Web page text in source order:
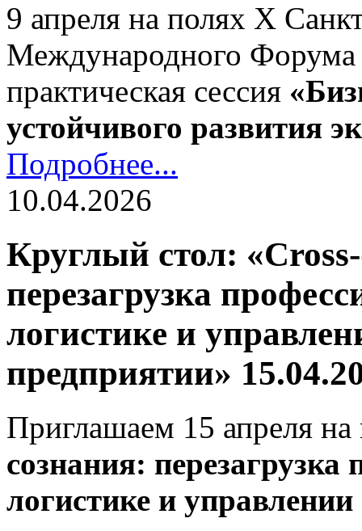
9 апреля на полях Х
Международного Форума
практическая сессия
устойчивого развития
Подробнее...
10.04.2026
Круглый стол:
перезагрузка
логистике и
предприятии»
Приглашаем 15 апреля
сознания:
логистике и